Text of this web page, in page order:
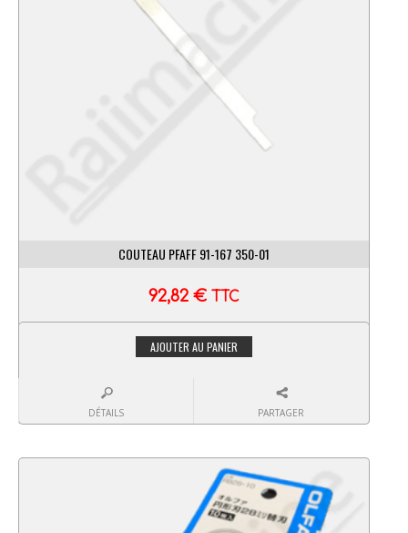
COUTEAU PFAFF 91-167 350-01
92,82 € TTC
AJOUTER AU PANIER
DÉTAILS PARTAGER